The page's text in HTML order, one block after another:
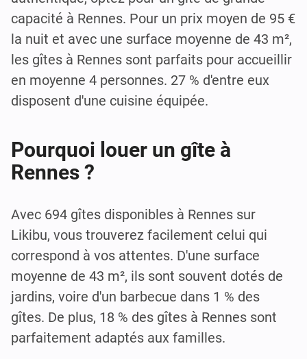
capacité à Rennes. Pour un prix moyen de 95 €
la nuit et avec une surface moyenne de 43 m²,
les gîtes à Rennes sont parfaits pour accueillir
en moyenne 4 personnes. 27 % d'entre eux
disposent d'une cuisine équipée.
Pourquoi louer un gîte à
Rennes ?
Avec 694 gîtes disponibles à Rennes sur
Likibu, vous trouverez facilement celui qui
correspond à vos attentes. D'une surface
moyenne de 43 m², ils sont souvent dotés de
jardins, voire d'un barbecue dans 1 % des
gîtes. De plus, 18 % des gîtes à Rennes sont
parfaitement adaptés aux familles.